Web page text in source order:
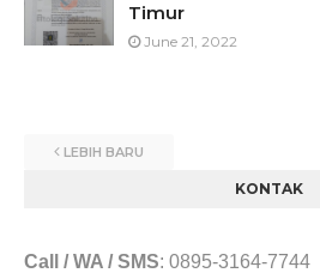
Timur
June 21, 2022
LEBIH BARU
KONTAK
Call / WA / SMS: 0895-3164-7744